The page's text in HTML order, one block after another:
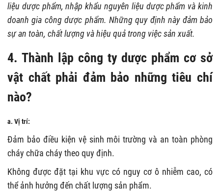
liệu dược phẩm, nhập khẩu nguyên liệu dược phẩm và kinh
doanh gia công dược phẩm. Những quy định này đảm bảo
sự an toàn, chất lượng và hiệu quả trong việc sản xuất.
4. Thành lập công ty dược phẩm cơ sở
vật chất phải đảm bảo những tiêu chí
nào?
a. Vị trí:
Đảm bảo điều kiện vệ sinh môi trường và an toàn phòng
cháy chữa cháy theo quy định.
Không được đặt tại khu vực có nguy cơ ô nhiễm cao, có
thể ảnh hưởng đến chất lượng sản phẩm.